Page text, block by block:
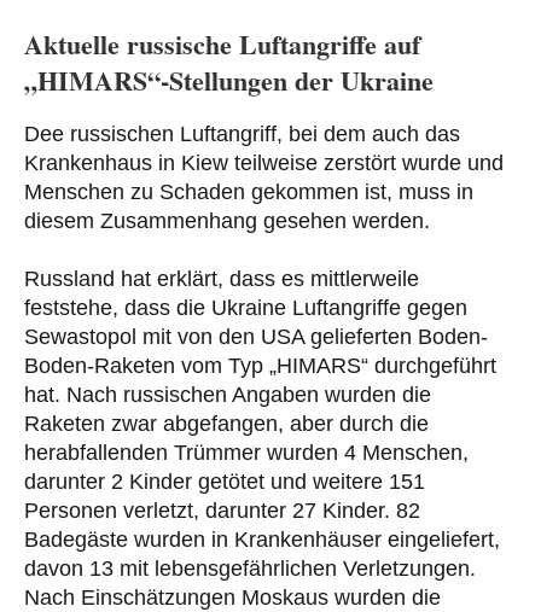
Aktuelle russische Luftangriffe auf
„HIMARS“-Stellungen der Ukraine
Dee russischen Luftangriff, bei dem auch das
Krankenhaus in Kiew teilweise zerstört wurde und
Menschen zu Schaden gekommen ist, muss in
diesem Zusammenhang gesehen werden.
Russland hat erklärt, dass es mittlerweile
feststehe, dass die Ukraine Luftangriffe gegen
Sewastopol mit von den USA gelieferten Boden-
Boden-Raketen vom Typ „HIMARS“ durchgeführt
hat. Nach russischen Angaben wurden die
Raketen zwar abgefangen, aber durch die
herabfallenden Trümmer wurden 4 Menschen,
darunter 2 Kinder getötet und weitere 151
Personen verletzt, darunter 27 Kinder. 82
Badegäste wurden in Krankenhäuser eingeliefert,
davon 13 mit lebensgefährlichen Verletzungen.
Nach Einschätzungen Moskaus wurden die